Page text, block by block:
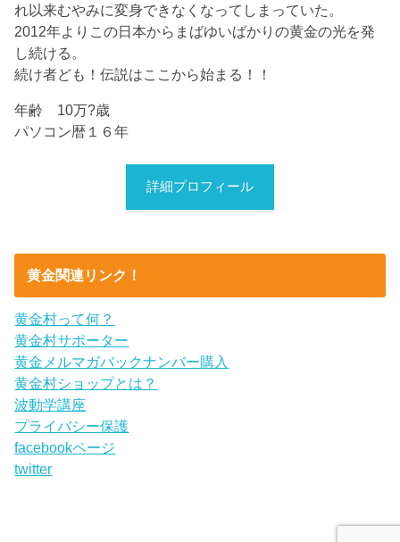
れ以来むやみに変身できなくなってしまっていた。
2012年よりこの日本からまばゆいばかりの黄金の光を発
し続ける。
続け者ども！伝説はここから始まる！！
年齢 10万?歳
パソコン暦１６年
詳細プロフィール
黄金関連リンク！
黄金村って何？
黄金村サポーター
黄金メルマガバックナンバー購入
黄金村ショップとは？
波動学講座
プライバシー保護
facebookページ
twitter